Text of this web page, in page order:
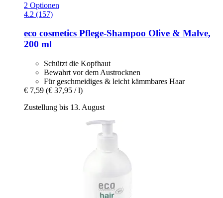
2 Optionen
4.2 (157)
eco cosmetics Pflege-​Shampoo Olive & Malve,
200 ml
Schützt die Kopfhaut
Bewahrt vor dem Austrocknen
Für geschmeidiges & leicht kämmbares Haar
€ 7,59 (€ 37,95 / l)
Zustellung bis 13. August